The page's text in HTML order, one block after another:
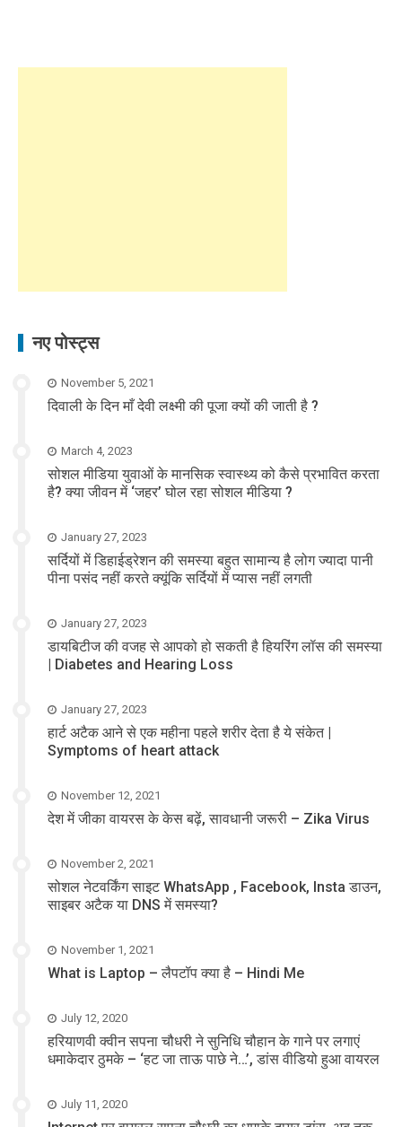
नए पोस्ट्स
November 5, 2021
दिवाली के दिन माँ देवी लक्ष्मी की पूजा क्यों की जाती है ?
March 4, 2023
सोशल मीडिया युवाओं के मानसिक स्वास्थ्य को कैसे प्रभावित करता
है? क्या जीवन में ‘जहर’ घोल रहा सोशल मीडिया ?
January 27, 2023
सर्दियों में डिहाईड्रेशन की समस्या बहुत सामान्य है लोग ज्यादा पानी
पीना पसंद नहीं करते क्यूंकि सर्दियों में प्यास नहीं लगती
January 27, 2023
डायबिटीज की वजह से आपको हो सकती है हियरिंग लॉस की समस्या
| Diabetes and Hearing Loss
January 27, 2023
हार्ट अटैक आने से एक महीना पहले शरीर देता है ये संकेत |
Symptoms of heart attack
November 12, 2021
देश में जीका वायरस के केस बढ़ें, सावधानी जरूरी – Zika Virus
November 2, 2021
सोशल नेटवर्किंग साइट WhatsApp , Facebook, Insta डाउन,
साइबर अटैक या DNS में समस्या?
November 1, 2021
What is Laptop – लैपटॉप क्या है – Hindi Me
July 12, 2020
हरियाणवी क्वीन सपना चौधरी ने सुनिधि चौहान के गाने पर लगाएं
धमाकेदार ठुमके – ‘हट जा ताऊ पाछे ने…’, डांस वीडियो हुआ वायरल
July 11, 2020